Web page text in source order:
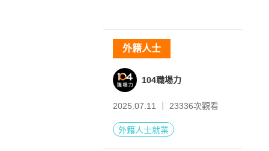
外籍人士
104職場力
2025.07.11 ｜ 23336次觀看
外籍人士就業